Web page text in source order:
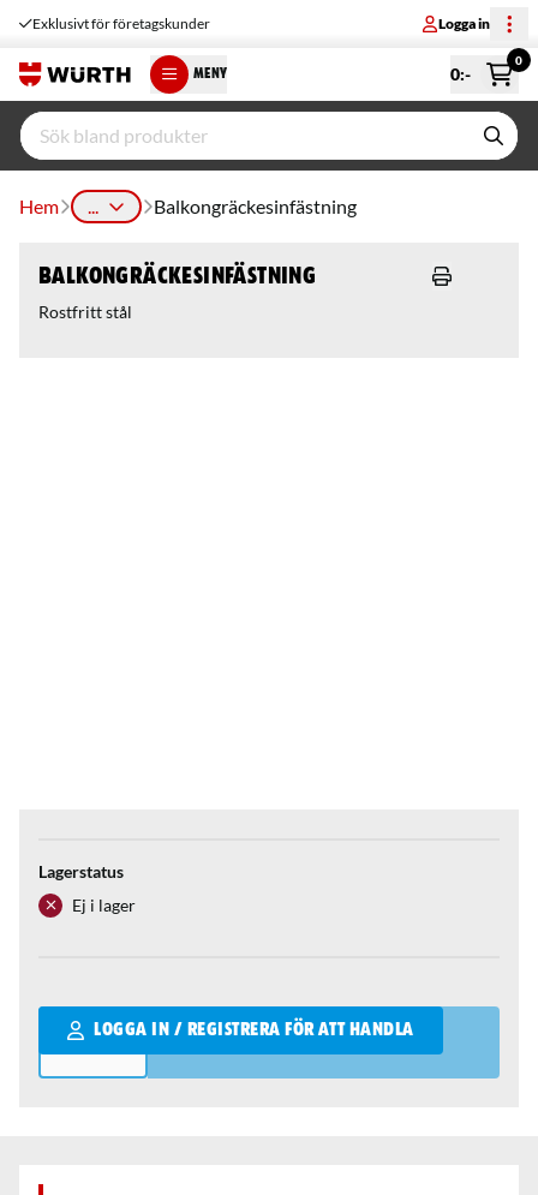
Exklusivt för företagskunder Logga in
MENY 0:-
0
Hem ... Balkongräckesinfästning
Balkongräckesinfästning
Rostfritt stål
Lagerstatus
Ej i lager
LOGGA IN / REGISTRERA FÖR ATT HANDLA
Qantity